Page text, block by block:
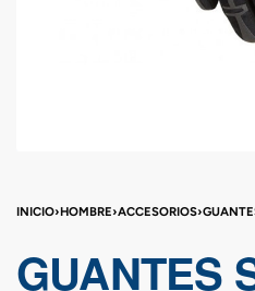
INICIO›HOMBRE›ACCESORIOS›
GUANTES